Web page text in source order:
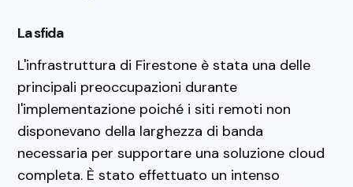
La sfida
L'infrastruttura di Firestone è stata una delle
principali preoccupazioni durante
l'implementazione poiché i siti remoti non
disponevano della larghezza di banda
necessaria per supportare una soluzione cloud
completa. È stato effettuato un intenso